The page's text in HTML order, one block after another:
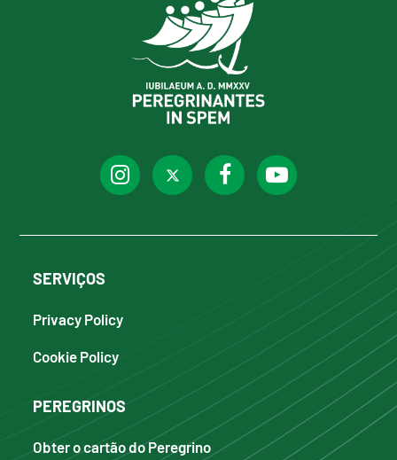
SERVIÇOS
Privacy Policy
Cookie Policy
PEREGRINOS
Obter o cartão do Peregrino